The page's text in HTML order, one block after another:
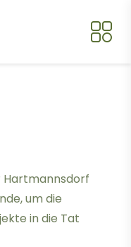
Hartmannsdorf
um die
in die Tat